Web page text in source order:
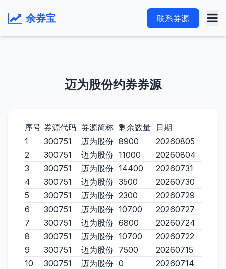
余券宝 联系券源
迈为股份约券券源
序号 券源代码 券源简称 剩余数量 日期
1
300751 迈为股份 8900
20260805
2
300751 迈为股份 11000
20260804
3
300751 迈为股份 14400
20260731
4
300751 迈为股份 3500
20260730
5
300751 迈为股份 2300
20260729
6
300751 迈为股份 10700
20260727
7
300751 迈为股份 6800
20260724
8
300751 迈为股份 10700
20260722
9
300751 迈为股份 7500
20260715
10
300751 迈为股份 0
20260714